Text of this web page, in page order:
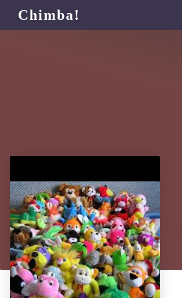
Chimba!